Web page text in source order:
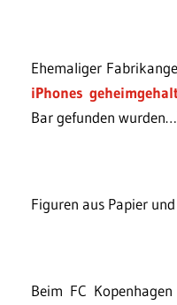
Ehemaliger
iPhones
Bar gefunden
Figuren aus Papier
Beim FC